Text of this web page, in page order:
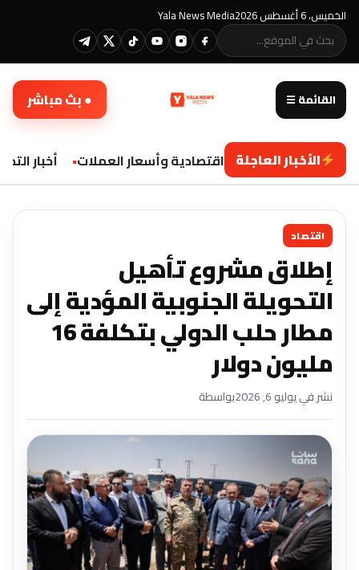
الخميس، 6 أغسطس 2026 Yala News Media
القائمة ☰ ● بث مباشر
الأخبار العاجلة
تحديثات اقتصادية وأسعار العملات أخبار
اقتصاد
إطلاق مشروع تأهيل
التحويلة الجنوبية المؤدية إلى
مطار حلب الدولي بتكلفة 16
مليون دولار
نشر في يوليو 6, 2026 بواسطة